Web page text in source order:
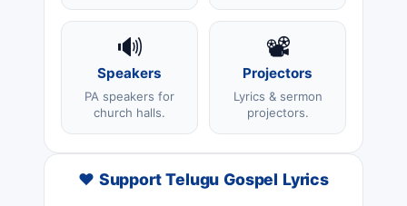
🔊
Speakers
PA speakers for
church halls.
📽️
Projectors
Lyrics & sermon
projectors.
❤️ Support Telugu Gospel Lyrics